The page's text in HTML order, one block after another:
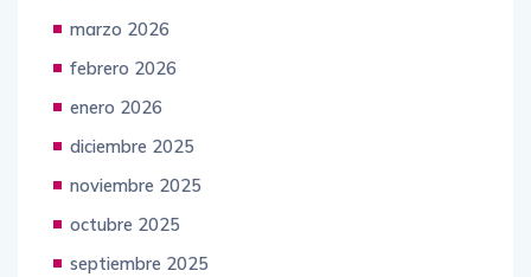
marzo 2026
febrero 2026
enero 2026
diciembre 2025
noviembre 2025
octubre 2025
septiembre 2025